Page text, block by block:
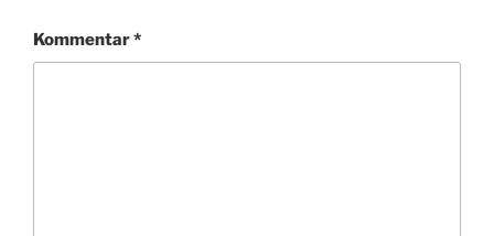
Kommentar*